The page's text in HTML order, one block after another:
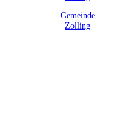
Gemeinde
Zolling